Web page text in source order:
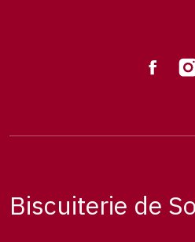
Biscuiterie de